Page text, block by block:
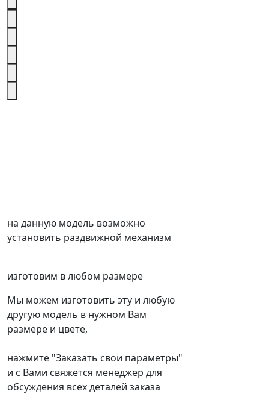
на данную модель возможно
установить раздвижной механизм
изготовим в любом размере
Мы можем изготовить эту и любую
другую модель в нужном Вам
размере и цвете,
нажмите "Заказать свои параметры"
и с Вами свяжется менеджер для
обсуждения всех деталей заказа